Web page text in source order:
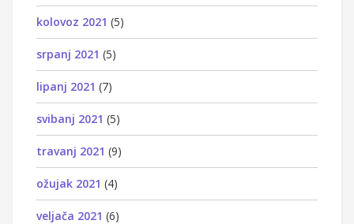
kolovoz 2021 (5)
srpanj 2021 (5)
lipanj 2021 (7)
svibanj 2021 (5)
travanj 2021 (9)
ožujak 2021 (4)
veljača 2021 (6)